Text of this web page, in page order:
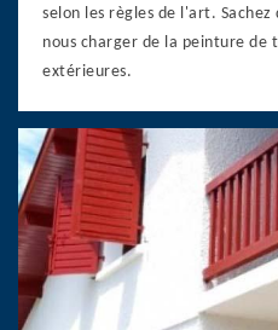
selon les règles de l'art.
nous charger de la peinture de
extérieures.